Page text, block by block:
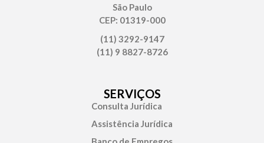
São Paulo
CEP: 01319-000
(11) 3292-9147
(11) 9 8827-8726
SERVIÇOS
Consulta Jurídica
Assistência Jurídica